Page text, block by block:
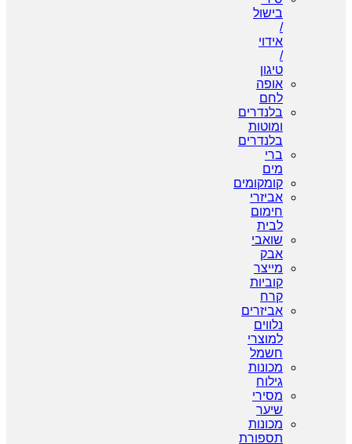
בישול
/
אידוי
/
טיגון
אופה
לחם
בלנדרים
ומוטות
בלנדרים
ברי
מים
קומקומים
אביזרי
חימום
לבית
שואבי
אבק
מייצר
קוביות
קרח
אביזרים
נלווים
למוצרי
חשמל
מכונות
גילוח
מסירי
שיער
מכונות
תספורת